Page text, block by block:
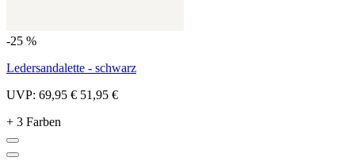
-25 %
Ledersandalette - schwarz
UVP: 69,95 € 51,95 €
+ 3 Farben